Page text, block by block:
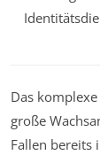
Das
große
Fallen bereits